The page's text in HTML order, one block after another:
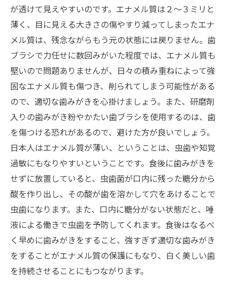
が透けて見えやすいのです。エナメル質は２～３ミリと
薄く、目に見える大きさの傷やすり減ってしまったエナ
メル質は、残念ながらもう元の状態には戻りません。歯
ブラシで力任せに数回みがいた程度では、エナメル質も
堅いので問題ありませんが、日々の積み重ねによって強
固なエナメル質も傷つき、削られてしまう可能性がある
ので、適切な歯みがきを心掛けましょう。また、研磨剤
入りの歯みがき粉やかたい歯ブラシを使用するのは、歯
を傷つける恐れがあるので、避けた方が良いでしょう。
日本人はエナメル質が薄い、ということは、虫歯や知覚
過敏にもなりやすいということです。食後に歯みがきを
せずに放置していると、虫歯菌が口内に残った糖分から
酸を作り出し、その酸が歯を溶かして穴をあけることで
虫歯になります。また、口内に糖分がない状態だと、唾
液による働きで虫歯を予防してくれます。食後はなるべ
く早めに歯みがきをすること、強すぎず適切な歯みがき
をすることがエナメル質の保護にもなり、白く美しい歯
を持続させることにもつながります。